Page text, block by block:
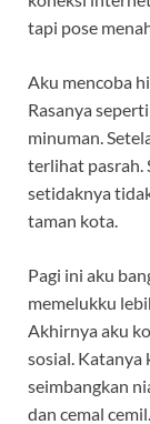
tapi pose
Aku mencoba
Rasanya
minuman.
terlihat pasrah.
setidaknya
taman kota.
Pagi ini aku
memelukku
Akhirnya aku
sosial. Katanya
seimbangkan
dan cemal cemil.